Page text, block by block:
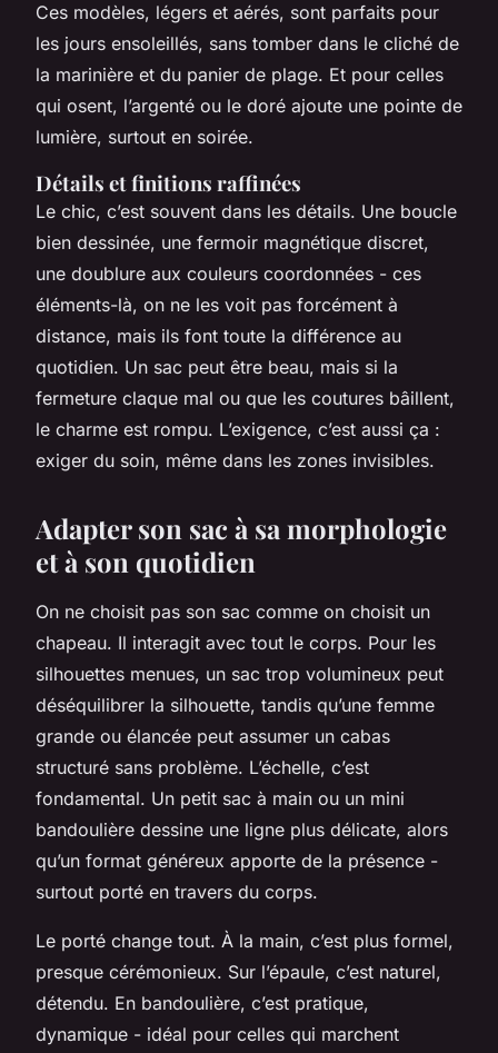
Ces modèles, légers et aérés, sont parfaits pour
les jours ensoleillés, sans tomber dans le cliché de
la marinière et du panier de plage. Et pour celles
qui osent, l’argenté ou le doré ajoute une pointe de
lumière, surtout en soirée.
Détails et finitions raffinées
Le chic, c’est souvent dans les détails. Une boucle
bien dessinée, une fermoir magnétique discret,
une doublure aux couleurs coordonnées - ces
éléments-là, on ne les voit pas forcément à
distance, mais ils font toute la différence au
quotidien. Un sac peut être beau, mais si la
fermeture claque mal ou que les coutures bâillent,
le charme est rompu. L’exigence, c’est aussi ça :
exiger du soin, même dans les zones invisibles.
Adapter son sac à sa morphologie
et à son quotidien
On ne choisit pas son sac comme on choisit un
chapeau. Il interagit avec tout le corps. Pour les
silhouettes menues, un sac trop volumineux peut
déséquilibrer la silhouette, tandis qu’une femme
grande ou élancée peut assumer un cabas
structuré sans problème. L’échelle, c’est
fondamental. Un petit sac à main ou un mini
bandoulière dessine une ligne plus délicate, alors
qu’un format généreux apporte de la présence -
surtout porté en travers du corps.
Le porté change tout. À la main, c’est plus formel,
presque cérémonieux. Sur l’épaule, c’est naturel,
détendu. En bandoulière, c’est pratique,
dynamique - idéal pour celles qui marchent